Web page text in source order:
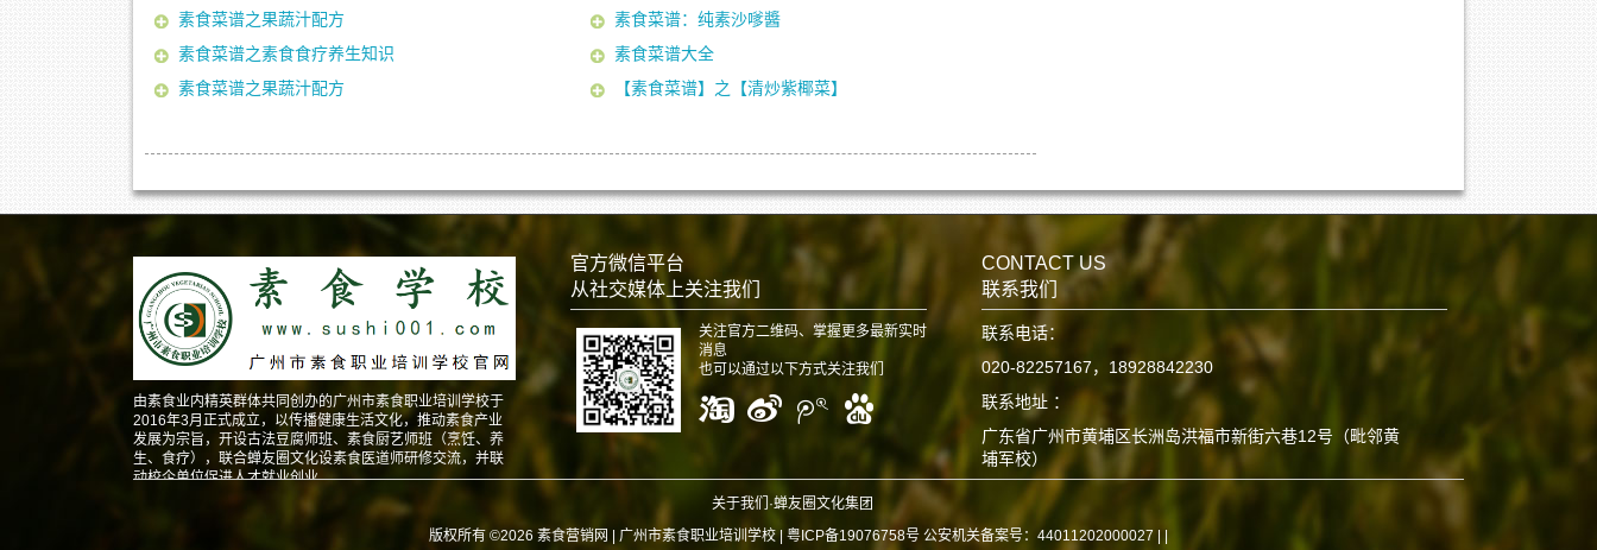
素食菜谱之果蔬汁配方
素食菜谱：纯素沙嗲醬
素食菜谱之素食食疗养生知识
素食菜谱大全
素食菜谱之果蔬汁配方
【素食菜谱】之【清炒紫椰菜】
由素食业内精英群体共同创办的广州市素食职业培训学校于
2016年3月正式成立，以传播健康生活文化，推动素食产业
发展为宗旨，开设古法豆腐师班、素食厨艺师班（烹饪、养
生、食疗），联合蝉友圈文化设素食医道师研修交流，并联
动校企单位促进人才就业创业。
官方微信平台
从社交媒体上关注我们
关注官方二维码、掌握更多最新实时
消息
也可以通过以下方式关注我们
CONTACT US
联系我们
联系电话：
020-82257167，18928842230
联系地址 ：
广东省广州市黄埔区长洲岛洪福市新街六巷12号（毗邻黄
埔军校）
关于我们·蝉友圈文化集团
版权所有 ©2026 素食营销网 | 广州市素食职业培训学校 | 粤ICP备19076758号 公安机关备案号：44011202000027 |